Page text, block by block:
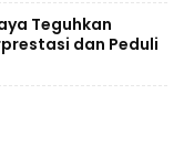
Teguhkan
dan Peduli